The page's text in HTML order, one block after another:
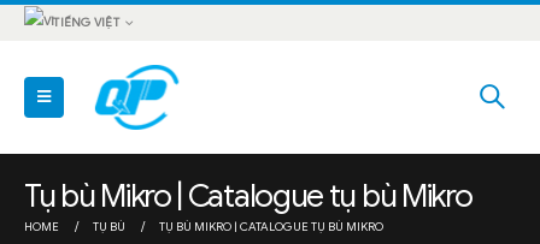
TIẾNG VIỆT
Tụ bù Mikro | Catalogue tụ bù Mikro
HOME TỤ BÙ TỤ BÙ MIKRO | CATALOGUE TỤ BÙ MIKRO